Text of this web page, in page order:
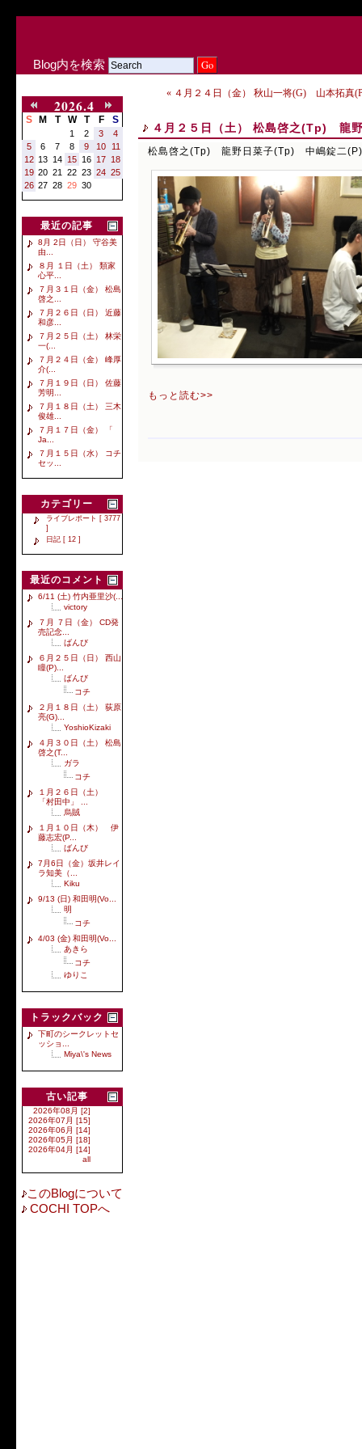
Blog内を検索
2026.4
S M T W T F S
1 2 3
4
5
6 7 8 9 10
11
12 13 14 15 16 17 18
19 20 21 22 23 24 25
26 27 28 29 30
最近の記事
8月 2日（日） 守谷美
由...
８月 １日（土） 類家
心平...
７月３１日（金） 松島
啓之...
７月２６日（日） 近藤
和彦...
７月２５日（土） 林栄
一(...
７月２４日（金） 峰厚
介(...
７月１９日（日） 佐藤
芳明...
７月１８日（土） 三木
俊雄...
７月１７日（金） 「
Ja...
７月１５日（水） コチ
セッ...
カテゴリー
ライブレポート [ 3777
]
日記 [ 12 ]
最近のコメント
6/11 (土) 竹内亜里沙(...
victory
７月 ７日（金） CD発
売記念...
ばんび
６月２５日（日） 西山
瞳(P)...
ばんび
コチ
２月１８日（土） 荻原
亮(G)...
YoshioKizaki
４月３０日（土） 松島
啓之(T...
ガラ
コチ
１月２６日（土）
「村田中」 ...
烏賊
１月１０日（木） 伊
藤志宏(P...
ばんび
7月6日（金）坂井レイ
ラ知美（...
Kiku
9/13 (日) 和田明(Vo...
明
コチ
4/03 (金) 和田明(Vo...
あきら
コチ
ゆりこ
トラックバック
下町のシークレットセ
ッショ...
Miya\'s News
古い記事
2026年08月 [2]
2026年07月 [15]
2026年06月 [14]
2026年05月 [18]
2026年04月 [14]
all
このBlogについて
COCHI TOPへ
« ４月２４日（金） 秋山一将(G) 山本拓真
４月２５日（土） 松島啓之(Tp) 龍
松島啓之(Tp) 龍野日菜子(Tp) 中嶋錠二(P)
もっと読む>>